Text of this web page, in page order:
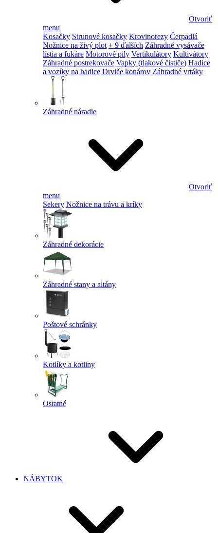
Otvoriť
menu
Kosačky Strunové kosačky Krovinorezy Čerpadlá
Nožnice na živý plot + 9 ďalších Záhradné vysávače
lístia a fukáre Motorové píly Vertikulátory Kultivátory
Záhradné postrekovače Vapky (tlakové čističe) Hadice
a vozíky na hadice Drviče konárov Záhradné vrtáky
Záhradné náradie
Otvoriť
menu
Sekery Nožnice na trávu a kríky
Záhradné dekorácie
Záhradné stany a altány
Poštové schránky
Kotlíky a kotliny
Ostatné
NÁBYTOK